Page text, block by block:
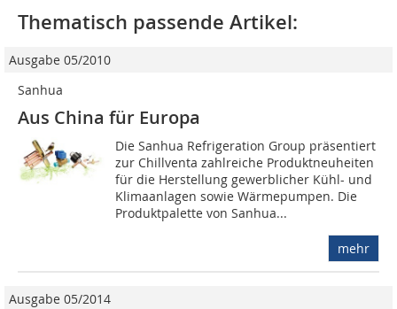
Thematisch passende Artikel:
Ausgabe 05/2010
Sanhua
Aus China für Europa
Die Sanhua Refrigeration Group präsentiert
zur Chillventa zahlreiche Produktneuheiten
für die Herstellung gewerblicher Kühl- und
Klimaanlagen sowie Wärmepumpen. Die
Produktpalette von Sanhua...
mehr
Ausgabe 05/2014